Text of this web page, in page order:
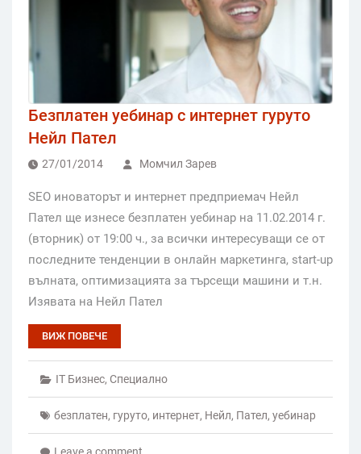
Безплатен уебинар с интернет гуруто
Нейл Пател
27/01/2014 Момчил Зарев
SEO иноваторът и интернет предприемач Нейл
Пател ще изнесе безплатен уебинар на 11.02.2014 г.
(вторник) от 19:00 ч., за всички интересуващи се от
последните тенденции в онлайн маркетинга, start-up
вълната, оптимизацията за търсещи машини и т.н.
Изявата на Нейл Пател
ВИЖ ПОВЕЧЕ
IT Бизнес, Специално
безплатен, гуруто, интернет, Нейл, Пател, уебинар